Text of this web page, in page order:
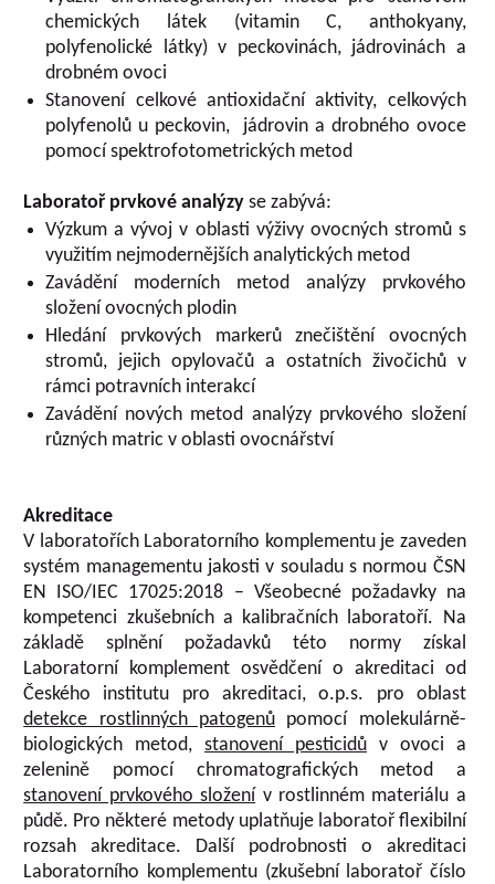
chemických látek (vitamin C, anthokyany,
polyfenolické látky) v peckovinách, jádrovinách a
drobném ovoci
Stanovení celkové antioxidační aktivity, celkových
polyfenolů u peckovin, jádrovin a drobného ovoce
pomocí spektrofotometrických metod
Laboratoř prvkové analýzy se zabývá:
Výzkum a vývoj v oblasti výživy ovocných stromů s
využitím nejmodernějších analytických metod
Zavádění moderních metod analýzy prvkového
složení ovocných plodin
Hledání prvkových markerů znečištění ovocných
stromů, jejich opylovačů a ostatních živočichů v
rámci potravních interakcí
Zavádění nových metod analýzy prvkového složení
různých matric v oblasti ovocnářství
Akreditace
V laboratořích Laboratorního komplementu je zaveden
systém managementu jakosti v souladu s normou ČSN
EN ISO/IEC 17025:2018 – Všeobecné požadavky na
kompetenci zkušebních a kalibračních laboratoří. Na
základě splnění požadavků této normy získal
Laboratorní komplement osvědčení o akreditaci od
Českého institutu pro akreditaci, o.p.s. pro oblast
detekce rostlinných patogenů pomocí molekulárně-
biologických metod,stanovení pesticidů v ovoci a
zelenině pomocí chromatografických metod a
stanovení prvkového složení v rostlinném materiálu a
půdě. Pro některé metody uplatňuje laboratoř flexibilní
rozsah akreditace. Další podrobnosti o akreditaci
Laboratorního komplementu (zkušební laboratoř číslo